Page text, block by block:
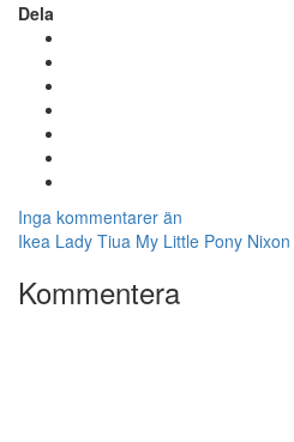
Dela
Inga kommentarer än
Ikea Lady Tiua My Little Pony Nixon
Kommentera